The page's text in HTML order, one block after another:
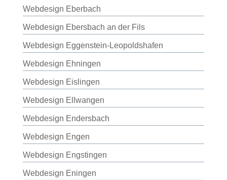
Webdesign Eberbach
Webdesign Ebersbach an der Fils
Webdesign Eggenstein-Leopoldshafen
Webdesign Ehningen
Webdesign Eislingen
Webdesign Ellwangen
Webdesign Endersbach
Webdesign Engen
Webdesign Engstingen
Webdesign Eningen